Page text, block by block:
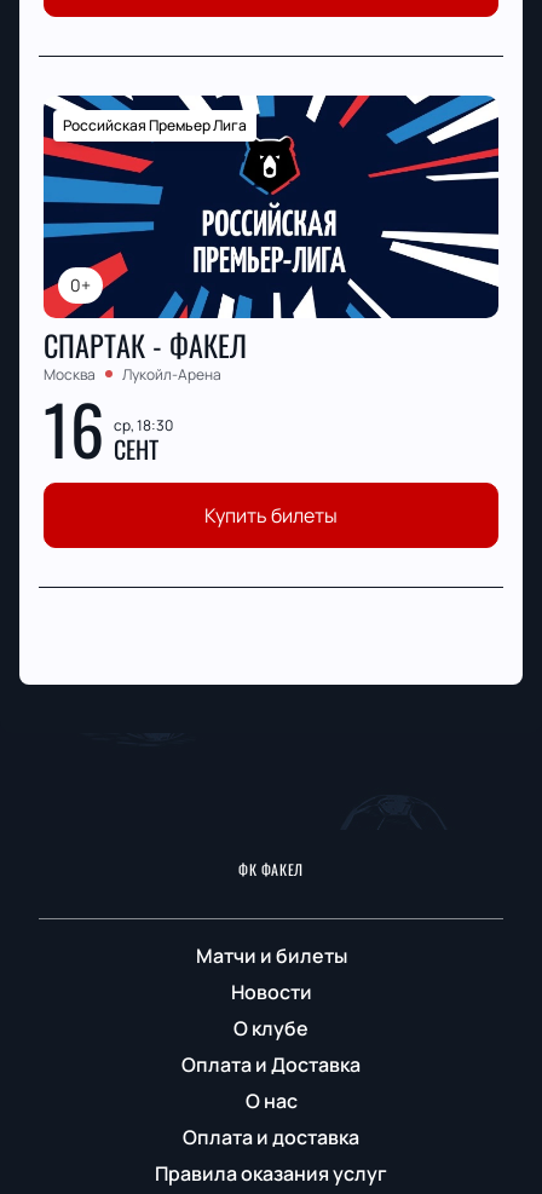
0+
Российская Премьер Лига
СПАРТАК - ФАКЕЛ
Москва Лукойл-Арена
16 ср, 18:30
СЕНТ
Купить билеты
ФК ФАКЕЛ
Матчи и билеты
Новости
О клубе
Оплата и Доставка
О нас
Оплата и доставка
Правила оказания услуг